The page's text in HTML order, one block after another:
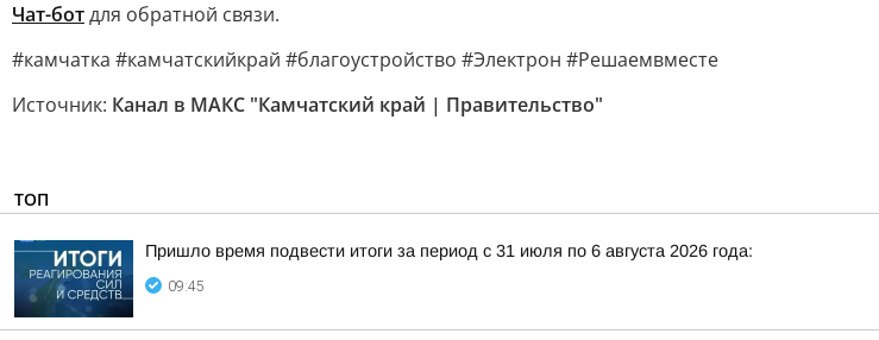
Чат-ботдля обратной связи.
#камчатка #камчатскийкрай #благоустройство #Электрон #Решаемвместе
Источник: Канал в МАКС "Камчатский край | Правительство"
ТОП
Пришло время подвести итоги за период с 31 июля по 6 августа 2026 года:
09:45